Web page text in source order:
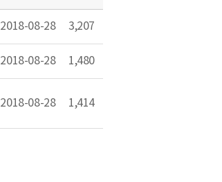
2018-08-28 3,207
2018-08-28 1,480
2018-08-28 1,414